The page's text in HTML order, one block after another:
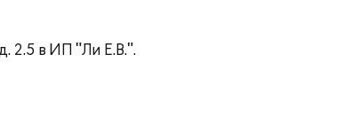
2.5 в ИП "Ли Е.В.".